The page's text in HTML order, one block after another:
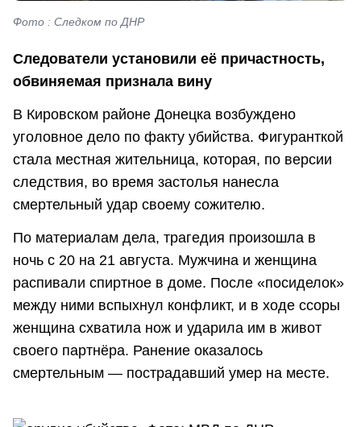
Фото : Следком по ДНР
Следователи установили её причастность,
обвиняемая признала вину
В Кировском районе Донецка возбуждено
уголовное дело по факту убийства. Фигуранткой
стала местная жительница, которая, по версии
следствия, во время застолья нанесла
смертельный удар своему сожителю.
По материалам дела, трагедия произошла в
ночь с 20 на 21 августа. Мужчина и женщина
распивали спиртное в доме. После «посиделок»
между ними вспыхнул конфликт, и в ходе ссоры
женщина схватила нож и ударила им в живот
своего партнёра. Ранение оказалось
смертельным — пострадавший умер на месте.